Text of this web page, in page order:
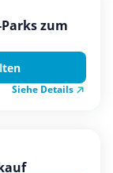
zum
Siehe Details